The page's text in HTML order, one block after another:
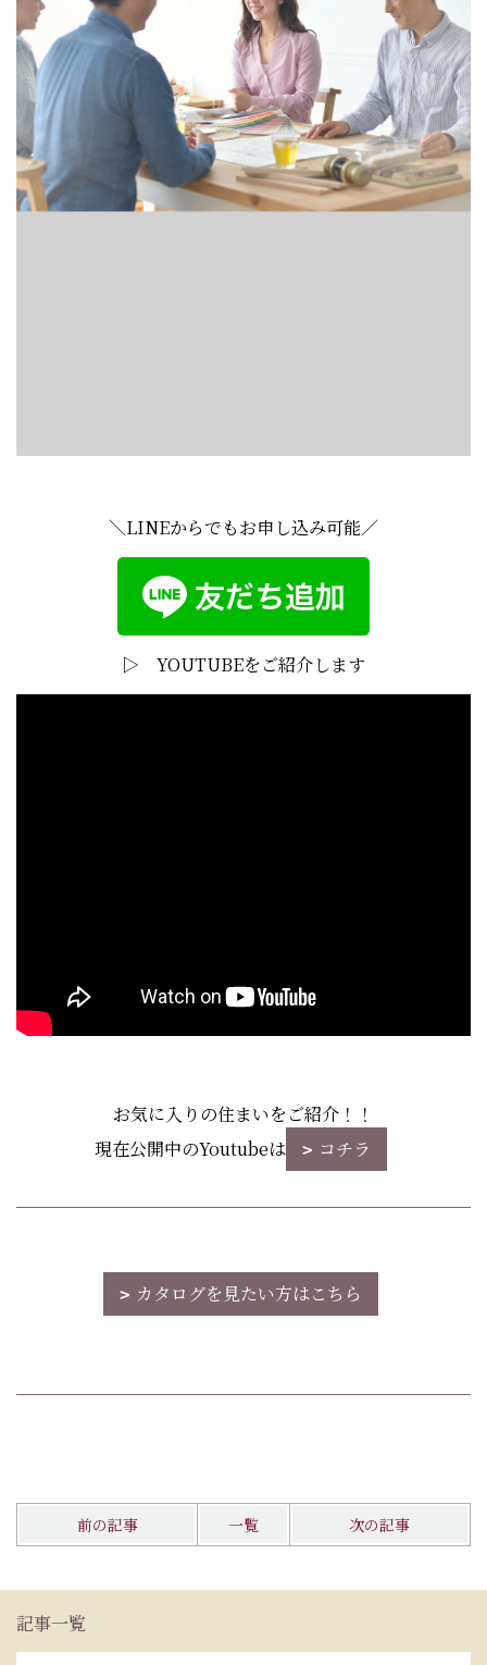
＼LINEからでもお申し込み可能／
▷ YOUTUBEをご紹介します
お気に入りの住まいをご紹介！！
現在公開中のYoutubeは
コチラ
カタログを見たい方はこちら
前の記事 一覧 次の記事
記事一覧